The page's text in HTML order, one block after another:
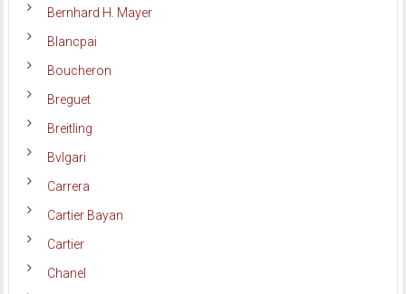
Bernhard H. Mayer
Blancpai
Boucheron
Breguet
Breitling
Bvlgari
Carrera
Cartier Bayan
Cartier
Chanel